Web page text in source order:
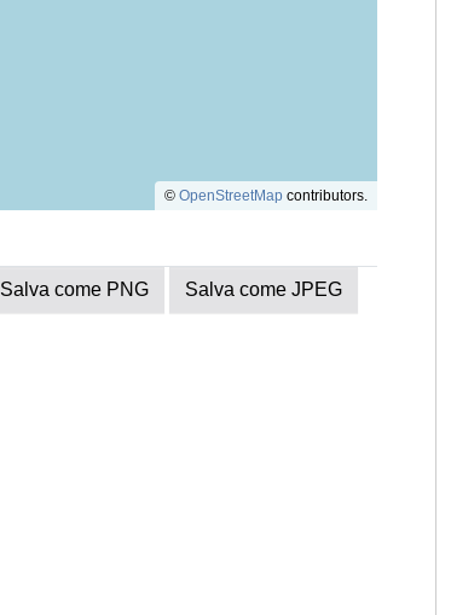
© OpenStreetMap contributors.
Salva come PNG Salva come JPEG